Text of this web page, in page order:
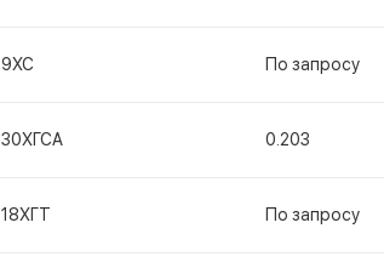
9ХС По запросу
30ХГСА 0.203
18ХГТ По запросу